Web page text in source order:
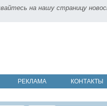
на нашу страницу
РЕКЛАМА КОНТАКТЫ